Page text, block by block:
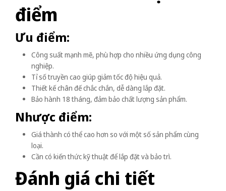
điểm
Ưu điểm:
Công suất mạnh mẽ, phù hợp cho nhiều ứng dụng công
nghiệp.
Tỉ số truyền cao giúp giảm tốc độ hiệu quả.
Thiết kế chân đế chắc chắn, dễ dàng lắp đặt.
Bảo hành 18 tháng, đảm bảo chất lượng sản phẩm.
Nhược điểm:
Giá thành có thể cao hơn so với một số sản phẩm cùng
loại.
Cần có kiến thức kỹ thuật để lắp đặt và bảo trì.
Đánh giá chi tiết